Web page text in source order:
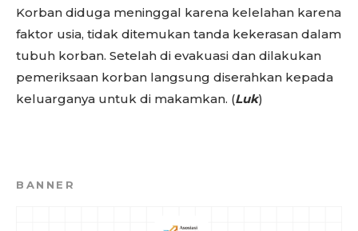
Korban diduga meninggal karena kelelahan karena
faktor usia, tidak ditemukan tanda kekerasan dalam
tubuh korban. Setelah di evakuasi dan dilakukan
pemeriksaan korban langsung diserahkan kepada
keluarganya untuk di makamkan. (Luk)
BANNER